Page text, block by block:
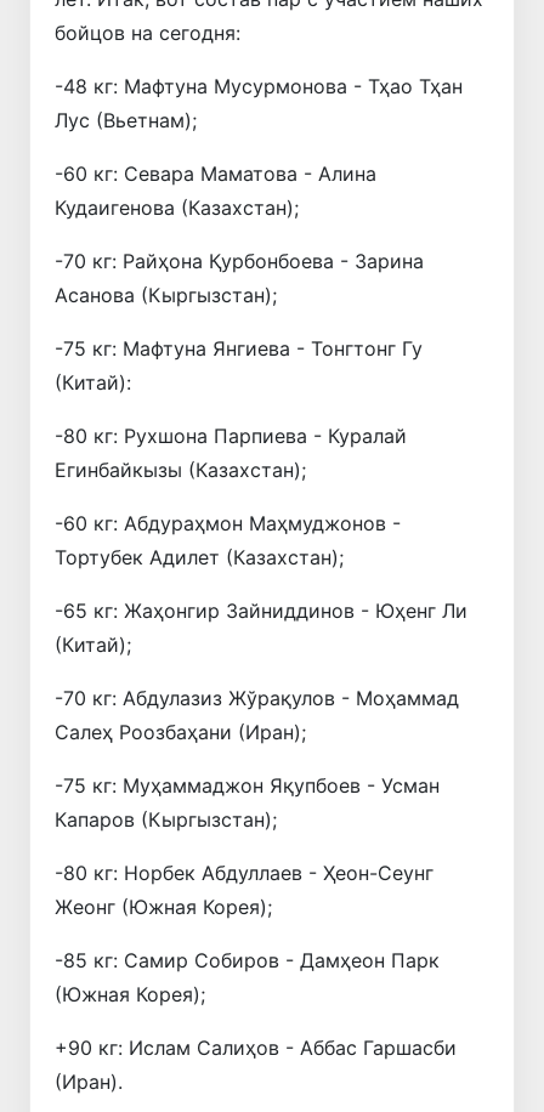
бойцов на сегодня:
-48 кг: Мафтуна Мусурмонова - Тҳао Тҳан
Лус (Вьетнам);
-60 кг: Севара Маматова - Алина
Кудаигенова (Казахстан);
-70 кг: Райҳона Қурбонбоева - Зарина
Асанова (Кыргызстан);
-75 кг: Мафтуна Янгиева - Тонгтонг Гу
(Китай):
-80 кг: Рухшона Парпиева - Куралай
Егинбайкызы (Казахстан);
-60 кг: Абдураҳмон Маҳмуджонов -
Тортубек Адилет (Казахстан);
-65 кг: Жаҳонгир Зайниддинов - Юҳенг Ли
(Китай);
-70 кг: Абдулазиз Жўрақулов - Моҳаммад
Салеҳ Роозбаҳани (Иран);
-75 кг: Муҳаммаджон Яқупбоев - Усман
Капаров (Кыргызстан);
-80 кг: Норбек Абдуллаев - Ҳеон-Сеунг
Жеонг (Южная Корея);
-85 кг: Самир Собиров - Дамҳеон Парк
(Южная Корея);
+90 кг: Ислам Салиҳов - Аббас Гаршасби
(Иран).